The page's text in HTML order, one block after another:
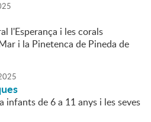
l'Esperança i les corals
i la Pinetenca de Pineda de
de 6 a 11 anys i les seves